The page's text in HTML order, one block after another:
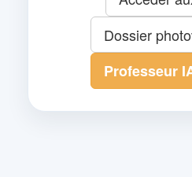
Dossier
Professeur